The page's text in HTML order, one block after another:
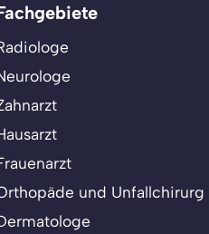
und Unfallchirurg